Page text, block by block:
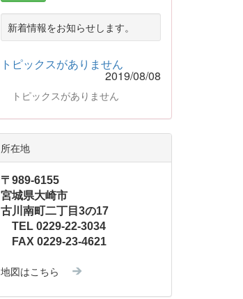
新着情報をお知らせします。
トピックスがありません
2019/08/08
トピックスがありません
所在地
〒989-6155
宮城県大崎市
古川南町二丁目3の17
TEL 0229-22-3034
FAX 0229-23-4621
地図はこちら